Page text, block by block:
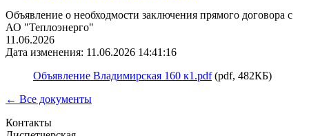
Объявление о необходмости заключения прямого договора с
АО "Теплоэнерго"
11.06.2026
Дата изменения: 11.06.2026 14:41:16
Объявление Владимирская 160 к1.pdf(pdf, 482КБ)
← Все документы
Контакты